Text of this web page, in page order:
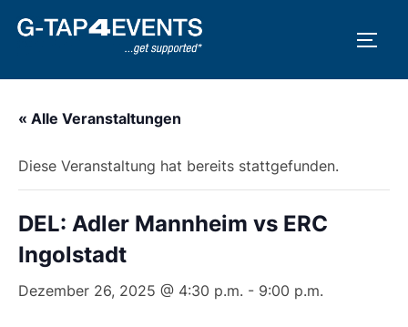
Inhalt
« Alle Veranstaltungen
Diese Veranstaltung hat bereits stattgefunden.
DEL: Adler Mannheim vs ERC
Ingolstadt
Dezember 26, 2025 @ 4:30 p.m. - 9:00 p.m.